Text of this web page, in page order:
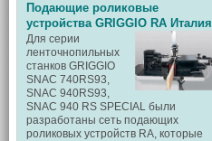
Подающие роликовые
устройства GRIGGIO RA Италия
Для серии
ленточнопильных
станков GRIGGIO
SNAC 740RS93,
SNAC 940RS93,
SNAC 940 RS SPECIAL были
разработаны сеть подающих
роликовых устройств RA, которые